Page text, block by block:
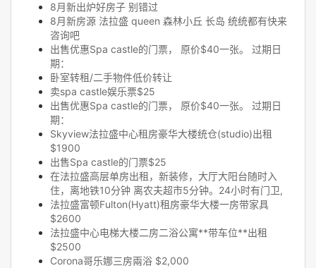
8月新出炉好房子 别错过
8月新房源 法拉盛 queen 森林小丘 长岛 统统都有快来
咨询吧
出售优惠Spa castle的门票， 原价$40一张。 过期日
期：
卧室转租/二手物件低价转让
卖spa castle娱乐票$25
出售优惠Spa castle的门票， 原价$40一张。 过期日
期：
Skyview法拉盛中心租房豪华大楼统仓(studio)出租
$1900
出售Spa castle的门票$25
在法拉盛高层单房出租，新装修，大厅大阳台随时入
住，离地铁10分钟 离农夫超市5分钟。24小时有门卫,
法拉盛富顿Fulton(Hyatt)租房豪华大楼一房带家具
$2600
法拉盛中心电梯大楼二房二浴公寓**带车位**出租
$2500
Corona哥乐娜三房兩浴 $2,000